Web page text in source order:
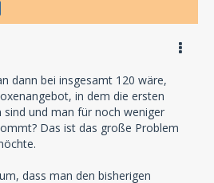
dann bei insgesamt 120 wäre,
in dem die ersten
und man für noch weniger
Das ist das große Problem
dass man den bisherigen